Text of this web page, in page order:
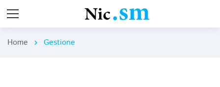
Home chevron_right Gestione